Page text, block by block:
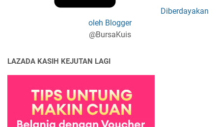
Diberdayakan
oleh Blogger
@BursaKuis
LAZADA KASIH KEJUTAN LAGI